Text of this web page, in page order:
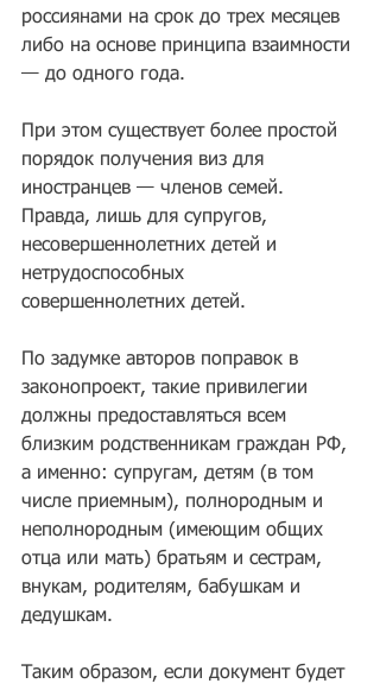
россиянами на срок до трех месяцев
либо на основе принципа взаимности
— до одного года.
При этом существует более простой
порядок получения виз для
иностранцев — членов семей.
Правда, лишь для супругов,
несовершеннолетних детей и
нетрудоспособных
совершеннолетних детей.
По задумке авторов поправок в
законопроект, такие привилегии
должны предоставляться всем
близким родственникам граждан РФ,
а именно: супругам, детям (в том
числе приемным), полнородным и
неполнородным (имеющим общих
отца или мать) братьям и сестрам,
внукам, родителям, бабушкам и
дедушкам.
Таким образом, если документ будет